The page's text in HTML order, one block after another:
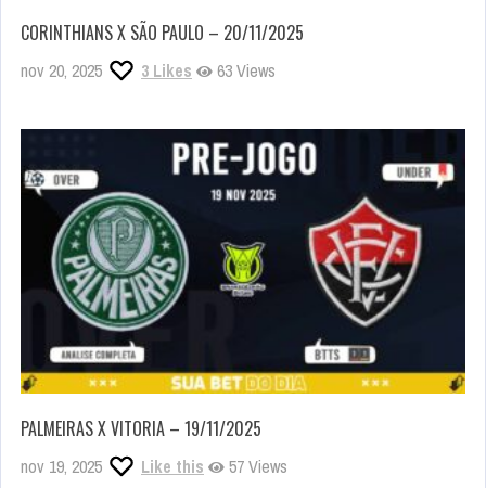
CORINTHIANS X SÃO PAULO – 20/11/2025
nov 20, 2025 3 Likes 63 Views
PALMEIRAS X VITORIA – 19/11/2025
nov 19, 2025 Like this 57 Views